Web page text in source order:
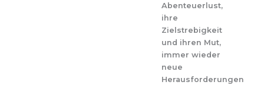
Abenteuerlust,
ihre
Zielstrebigkeit
und ihren Mut,
immer wieder
neue
Herausforderungen